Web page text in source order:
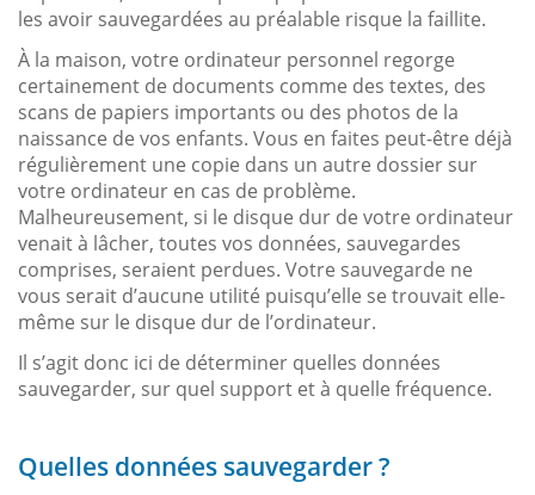
les avoir sauvegardées au préalable risque la faillite.
À la maison, votre ordinateur personnel regorge
certainement de documents comme des textes, des
scans de papiers importants ou des photos de la
naissance de vos enfants. Vous en faites peut-être déjà
régulièrement une copie dans un autre dossier sur
votre ordinateur en cas de problème.
Malheureusement, si le disque dur de votre ordinateur
venait à lâcher, toutes vos données, sauvegardes
comprises, seraient perdues. Votre sauvegarde ne
vous serait d’aucune utilité puisqu’elle se trouvait elle-
même sur le disque dur de l’ordinateur.
Il s’agit donc ici de déterminer quelles données
sauvegarder, sur quel support et à quelle fréquence.
Quelles données sauvegarder ?